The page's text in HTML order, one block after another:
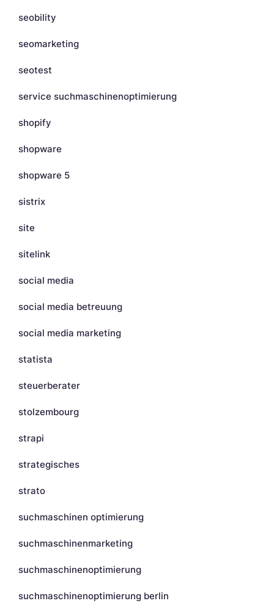
seobility
seomarketing
seotest
service suchmaschinenoptimierung
shopify
shopware
shopware 5
sistrix
site
sitelink
social media
social media betreuung
social media marketing
statista
steuerberater
stolzembourg
strapi
strategisches
strato
suchmaschinen optimierung
suchmaschinenmarketing
suchmaschinenoptimierung
suchmaschinenoptimierung berlin